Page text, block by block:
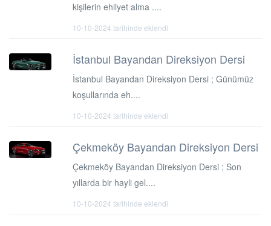
kişilerin ehliyet alma ....
10-10-2024 tarihinde eklendi
İstanbul Bayandan Direksiyon Dersi
İstanbul Bayandan Direksiyon Dersi ; Günümüz
koşullarında eh....
10-10-2024 tarihinde eklendi
Çekmeköy Bayandan Direksiyon Dersi
Çekmeköy Bayandan Direksiyon Dersi ; Son
yıllarda bir hayli gel....
10-10-2024 tarihinde eklendi